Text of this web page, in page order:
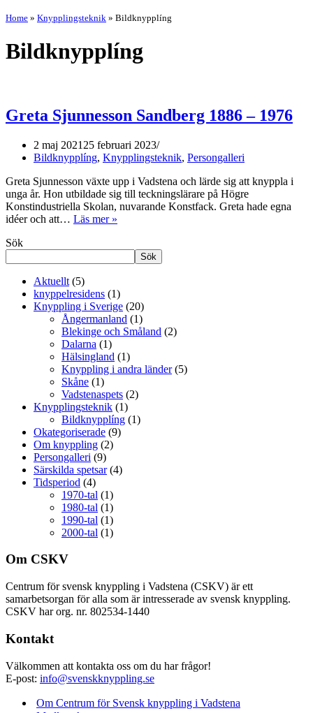
Home » Knypplingsteknik » Bildknypplíng
Bildknypplíng
Greta Sjunnesson Sandberg 1886 – 1976
2 maj 2021 25 februari 2023
Bildknypplíng, Knypplingsteknik, Persongalleri
Greta Sjunnesson växte upp i Vadstena och lärde sig att knyppla i
unga år. Hon utbildade sig till teckningslärare på Högre
Konstindustriella Skolan, nuvarande Konstfack. Greta hade egna
idéer och att… Läs mer »
Sök
Sök
Aktuellt (5)
knyppelresidens (1)
Knyppling i Sverige (20)
Ångermanland (1)
Blekinge och Småland (2)
Dalarna (1)
Hälsingland (1)
Knyppling i andra länder(5)
Skåne (1)
Vadstenaspets (2)
Knypplingsteknik (1)
Bildknypplíng (1)
Okategoriserade (9)
Om knyppling (2)
Persongalleri (9)
Särskilda spetsar(4)
Tidsperiod (4)
1970-tal (1)
1980-tal (1)
1990-tal (1)
2000-tal (1)
Om CSKV
Centrum för svensk knyppling i Vadstena (CSKV) är ett
samarbetsorgan för alla som är intresserade av svensk knyppling.
CSKV har org. nr. 802534-1440
Kontakt
Välkommen att kontakta oss om du har frågor!
E-post: info@svenskknyppling.se
Om Centrum för Svensk knyppling i Vadstena